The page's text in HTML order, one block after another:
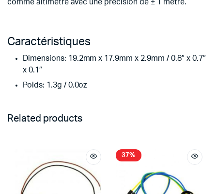
comme altimètre avec une précision de ± 1 mètre.
Caractéristiques
Dimensions: 19.2mm x 17.9mm x 2.9mm / 0.8″ x 0.7″
x 0.1″
Poids: 1.3g / 0.0oz
Related products
37%